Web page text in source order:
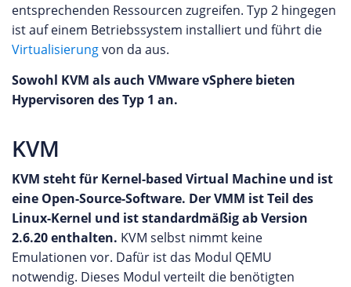
entsprechenden Ressourcen zugreifen. Typ 2 hingegen
ist auf einem Betriebssystem installiert und führt die
Virtualisierungvon da aus.
Sowohl KVM als auch VMware vSphere bieten
Hypervisoren des Typ 1 an.
KVM
KVM steht für Kernel-based Virtual Machine und ist
eine Open-Source-Software. Der VMM ist Teil des
Linux-Kernel und ist standardmäßig ab Version
2.6.20 enthalten. KVM selbst nimmt keine
Emulationen vor. Dafür ist das Modul QEMU
notwendig. Dieses Modul verteilt die benötigten